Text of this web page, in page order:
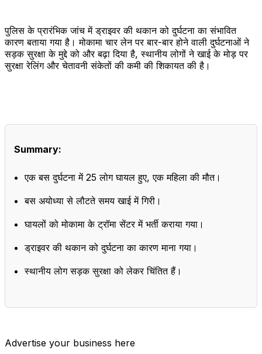
पुलिस के प्रारंभिक जांच में ड्राइवर की थकान को दुर्घटना का संभावित
कारण बताया गया है। मोकामा चार लेन पर बार-बार होने वाली दुर्घटनाओं ने
सड़क सुरक्षा के मुद्दे को और बढ़ा दिया है, स्थानीय लोगों ने खाई के मोड़ पर
सुरक्षा रेलिंग और चेतावनी संकेतों की कमी की शिकायत की है।
Summary:
एक बस दुर्घटना में 25 लोग घायल हुए, एक महिला की मौत।
बस अयोध्या से लौटते समय खाई में गिरी।
घायलों को मोकामा के ट्रॉमा सेंटर में भर्ती कराया गया।
ड्राइवर की थकान को दुर्घटना का कारण माना गया।
स्थानीय लोग सड़क सुरक्षा को लेकर चिंतित हैं।
Advertise your business here